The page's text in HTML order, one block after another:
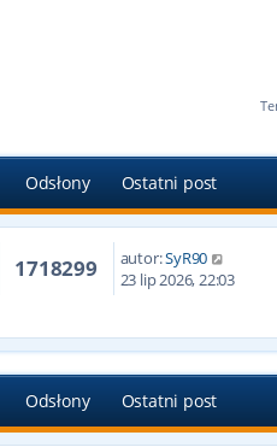
Odsłony Ostatni post
1718299 autor:SyR90
23 lip 2026, 22:03
Odsłony Ostatni post